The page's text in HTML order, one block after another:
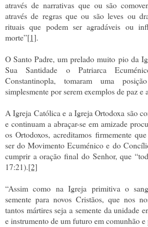
através de narrativas que ou são
através de regras que ou são leves ou
rituais que podem ser agradáveis ou
morte”[1].
O Santo Padre, um prelado muito pio da
Sua Santidade o Patriarca
Constantinopla, tomaram uma
simplesmente por serem exemplos de paz e
A Igreja Católica e a Igreja Ortodoxa são
e continuam a abraçar-se em amizade
os Ortodoxos, acreditamos firmemente
ser do Movimento Ecuménico e do
cumprir a oração final do Senhor, que
17:21).[2]
“Assim como na Igreja primitiva o
semente para novos Cristãos, que nos
tantos mártires seja a semente da unidade
e instrumento de um futuro em comunhão e